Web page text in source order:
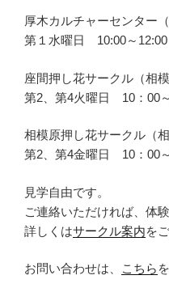
厚木カルチャーセンター
第１水曜日 10:00～12:00
座間押し花サークル（相模
第2、第4火曜日 10：00
相模原押し花サークル（
第2、第4金曜日 10：00
見学自由です。
ご連絡いただければ、体
詳しくはサークル案内を
お問い合わせは、 こちら